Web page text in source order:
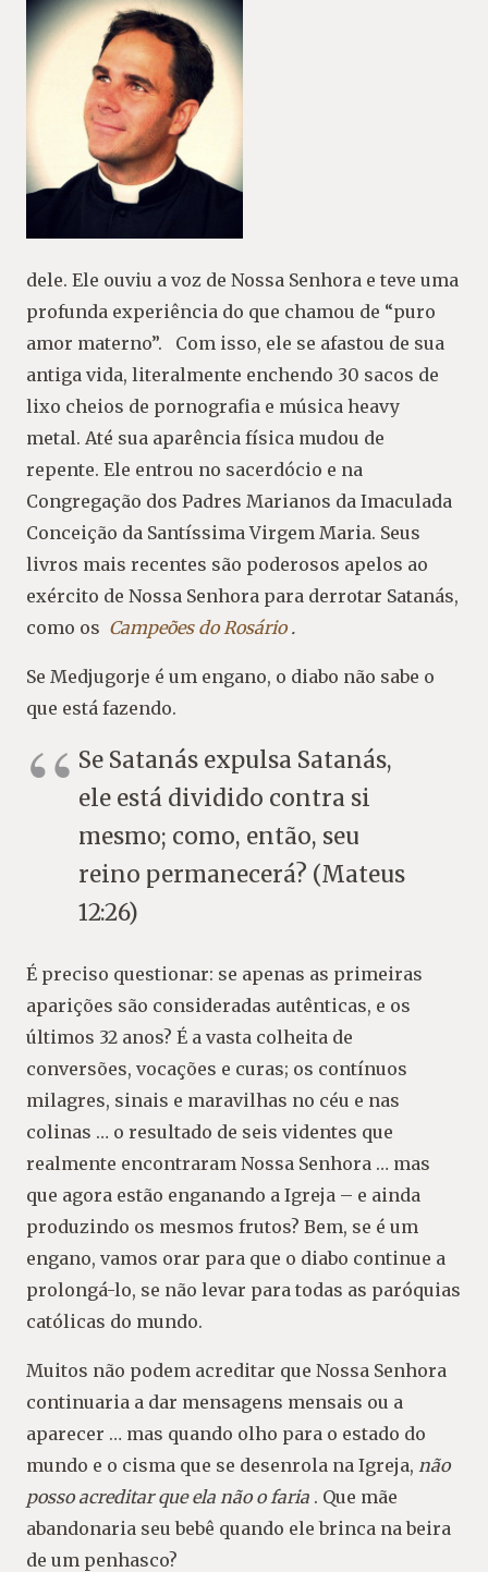
dele. Ele ouviu a voz de Nossa Senhora e teve uma
profunda experiência do que chamou de “puro
amor materno”. Com isso, ele se afastou de sua
antiga vida, literalmente enchendo 30 sacos de
lixo cheios de pornografia e música heavy
metal. Até sua aparência física mudou de
repente. Ele entrou no sacerdócio e na
Congregação dos Padres Marianos da Imaculada
Conceição da Santíssima Virgem Maria. Seus
livros mais recentes são poderosos apelos ao
exército de Nossa Senhora para derrotar Satanás,
como os Campeões do Rosário.
Se Medjugorje é um engano, o diabo não sabe o
que está fazendo.
Se Satanás expulsa Satanás,
ele está dividido contra si
mesmo; como, então, seu
reino permanecerá? (Mateus
12:26)
É preciso questionar: se apenas as primeiras
aparições são consideradas autênticas, e os
últimos 32 anos? É a vasta colheita de
conversões, vocações e curas; os contínuos
milagres, sinais e maravilhas no céu e nas
colinas … o resultado de seis videntes que
realmente encontraram Nossa Senhora … mas
que agora estão enganando a Igreja – e ainda
produzindo os mesmos frutos? Bem, se é um
engano, vamos orar para que o diabo continue a
prolongá-lo, se não levar para todas as paróquias
católicas do mundo.
Muitos não podem acreditar que Nossa Senhora
continuaria a dar mensagens mensais ou a
aparecer … mas quando olho para o estado do
mundo e o cisma que se desenrola na Igreja, não
posso acreditar que ela não o faria . Que mãe
abandonaria seu bebê quando ele brinca na beira
de um penhasco?